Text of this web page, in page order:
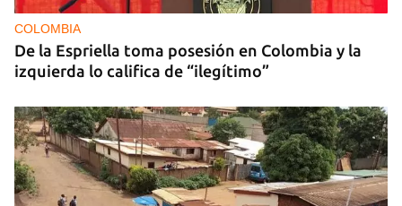
COLOMBIA
De la Espriella toma posesión en Colombia y la
izquierda lo califica de “ilegítimo”